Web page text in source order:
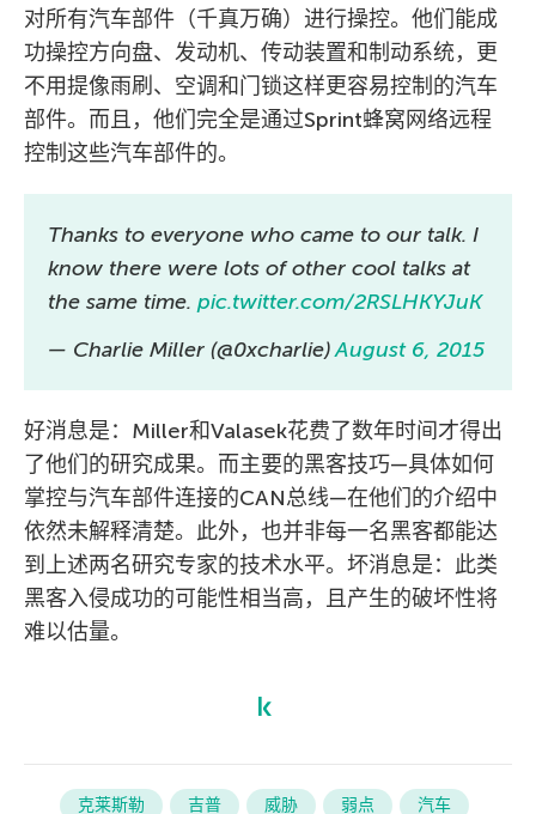
对所有汽车部件（千真万确）进行操控。他们能成
功操控方向盘、发动机、传动装置和制动系统，更
不用提像雨刷、空调和门锁这样更容易控制的汽车
部件。而且，他们完全是通过Sprint蜂窝网络远程
控制这些汽车部件的。
Thanks to everyone who came to our talk. I
know there were lots of other cool talks at
the same time. pic.twitter.com/2RSLHKYJuK
— Charlie Miller (@0xcharlie)August 6, 2015
好消息是：Miller和Valasek花费了数年时间才得出
了他们的研究成果。而主要的黑客技巧—具体如何
掌控与汽车部件连接的CAN总线—在他们的介绍中
依然未解释清楚。此外，也并非每一名黑客都能达
到上述两名研究专家的技术水平。坏消息是：此类
黑客入侵成功的可能性相当高，且产生的破坏性将
难以估量。
克莱斯勒 吉普 威胁 弱点 汽车